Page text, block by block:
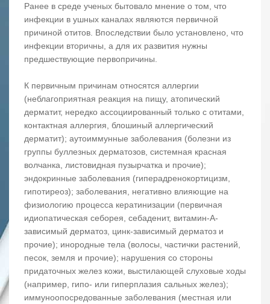
Ранее в среде ученых бытовало мнение о том, что
инфекции в ушных каналах являются первичной
причиной отитов. Впоследствии было установлено, что
инфекции вторичны, а для их развития нужны
предшествующие первопричины.
К первичным причинам относятся аллергии
(неблагоприятная реакция на пищу, атопический
дерматит, нередко ассоциированный только с отитами,
контактная аллергия, блошиный аллергический
дерматит); аутоиммунные заболевания (болезни из
группы буллезных дерматозов, системная красная
волчанка, листовидная пузырчатка и прочие);
эндокринные заболевания (гиперадренокортицизм,
гипотиреоз); заболевания, негативно влияющие на
физиологию процесса кератинизации (первичная
идиопатическая себорея, себаденит, витамин-А-
зависимый дерматоз, цинк-зависимый дерматоз и
прочие); инородные тела (волосы, частички растений,
песок, земля и прочие); нарушения со стороны
придаточных желез кожи, выстилающей слуховые ходы
(например, гипо- или гиперплазия сальных желез);
иммуноопосредованные заболевания (местная или